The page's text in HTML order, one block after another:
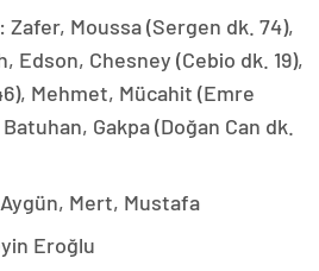
Zafer, Moussa (Sergen dk. 74),
Edson, Chesney (Cebio dk. 19),
Mehmet, Mücahit (Emre
Gakpa (Doğan Can dk.
Mert, Mustafa
Eroğlu